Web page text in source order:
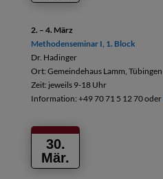
2. – 4. März
Methodenseminar I, 1. Block
Dr. Hadinger
Ort: Gemeindehaus Lamm, Tübingen
Zeit: jeweils 9-18 Uhr
Information: +49 70 71 5 12 70 oder
30.
Mär.